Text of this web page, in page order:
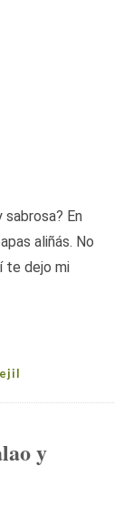
En
aliñás. No
te dejo mi
y